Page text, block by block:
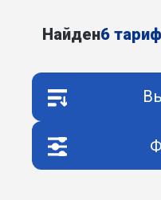
Найден6